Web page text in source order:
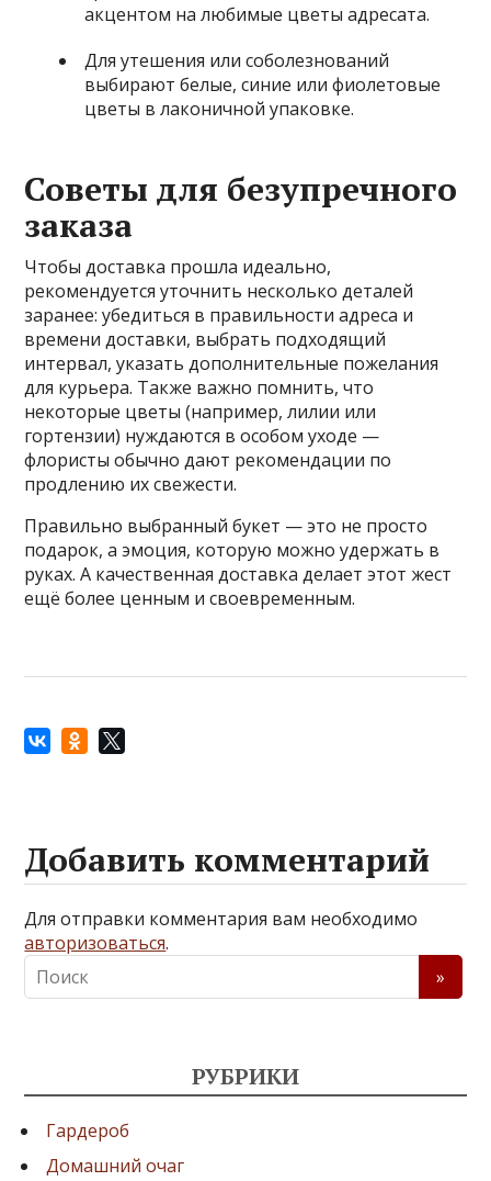
акцентом на любимые цветы адресата.
Для утешения или соболезнований
выбирают белые, синие или фиолетовые
цветы в лаконичной упаковке.
Советы для безупречного
заказа
Чтобы доставка прошла идеально,
рекомендуется уточнить несколько деталей
заранее: убедиться в правильности адреса и
времени доставки, выбрать подходящий
интервал, указать дополнительные пожелания
для курьера. Также важно помнить, что
некоторые цветы (например, лилии или
гортензии) нуждаются в особом уходе —
флористы обычно дают рекомендации по
продлению их свежести.
Правильно выбранный букет — это не просто
подарок, а эмоция, которую можно удержать в
руках. А качественная доставка делает этот жест
ещё более ценным и своевременным.
Добавить комментарий
Для отправки комментария вам необходимо
авторизоваться.
РУБРИКИ
Гардероб
Домашний очаг